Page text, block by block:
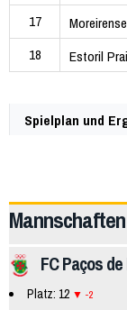
17
Moreirense
18
Estoril
Spielplan und
Mannschaften
FC Paços
Platz: 12 -2